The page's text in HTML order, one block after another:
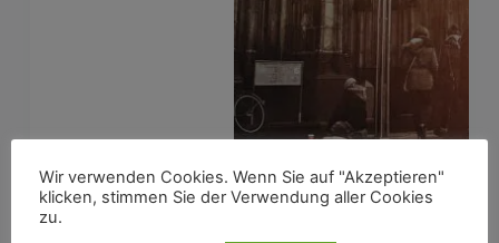
Wir verwenden Cookies. Wenn Sie auf "Akzeptieren"
klicken, stimmen Sie der Verwendung aller Cookies
zu.